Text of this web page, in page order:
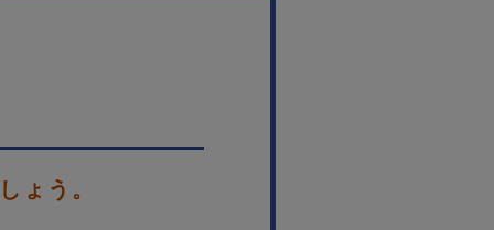
ょう。